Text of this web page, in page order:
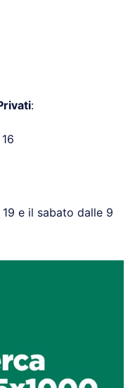
:
e il sabato dalle 9